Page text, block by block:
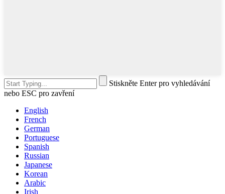
Stiskněte Enter pro vyhledávání
nebo ESC pro zavření
English
French
German
Portuguese
Spanish
Russian
Japanese
Korean
Arabic
Irish